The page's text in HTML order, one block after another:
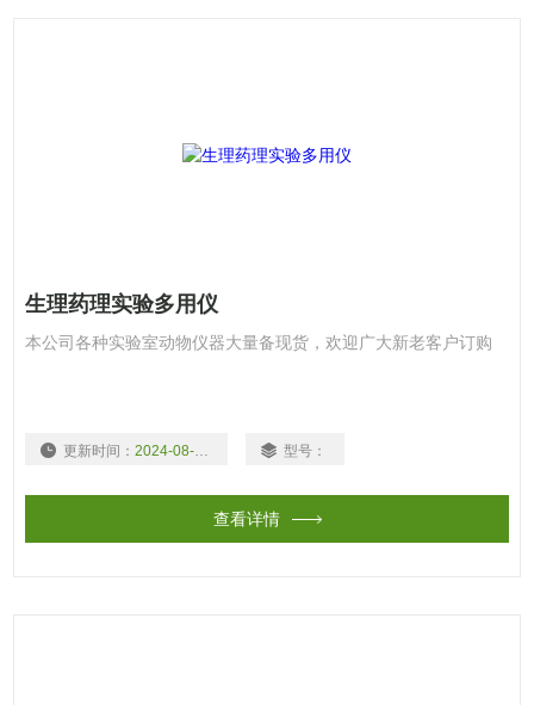
生理药理实验多用仪
本公司各种实验室动物仪器大量备现货，欢迎广大新老客户订购
更新时间： 2024-08-03 型号：
查看详情